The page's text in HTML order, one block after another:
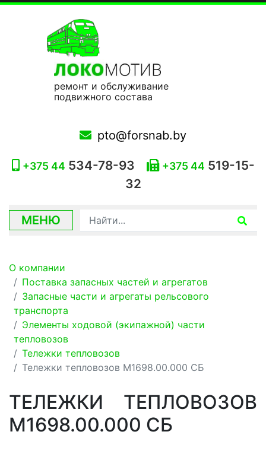
ремонт и обслуживание
подвижного состава
pto@forsnab.by
+375 44 534-78-93 +375 44 519-15-
32
МЕНЮ
О компании
Поставка запасных частей и агрегатов
Запасные части и агрегаты рельсового
транспорта
Элементы ходовой (экипажной) части
тепловозов
Тележки тепловозов
Тележки тепловозов М1698.00.000 СБ
ТЕЛЕЖКИ ТЕПЛОВОЗОВ
М1698.00.000 СБ